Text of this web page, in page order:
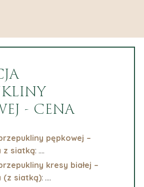
- CENA
pępkowej –
z siatką: ….
kresy białej –
(z siatką): ….